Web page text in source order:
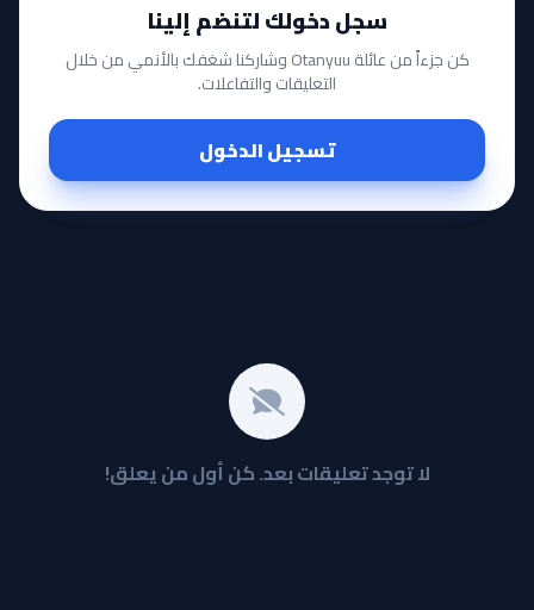
سجل دخولك لتنضم إلينا
كن جزءاً من عائلة Otanyuu وشاركنا شغفك بالأنمي من خلال
التعليقات والتفاعلات.
تسجيل الدخول
لا توجد تعليقات بعد. كن أول من يعلق!